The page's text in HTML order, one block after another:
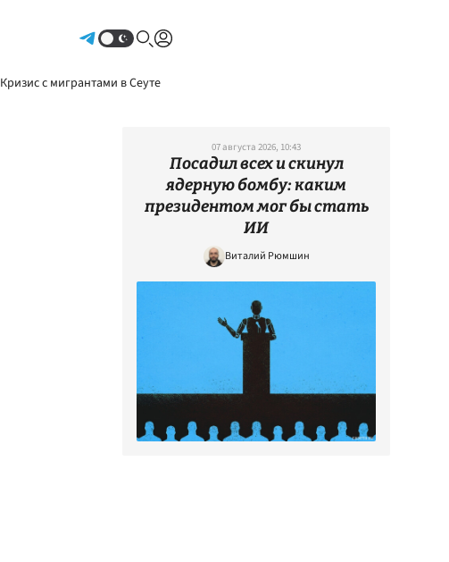
Кризис с мигрантами в Сеуте
07 августа 2026, 10:43
Посадил всех и скинул
ядерную бомбу: каким
президентом мог бы стать
ИИ
Виталий Рюмшин